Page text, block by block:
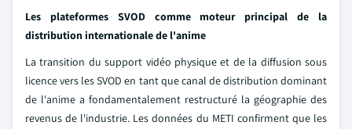
Les plateformes SVOD comme moteur principal de la
distribution internationale de l'anime
La transition du support vidéo physique et de la diffusion sous
licence vers les SVOD en tant que canal de distribution dominant
de l'anime a fondamentalement restructuré la géographie des
revenus de l'industrie. Les données du METI confirment que les